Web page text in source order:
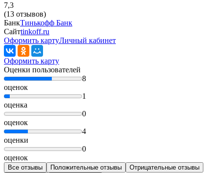
7,3
(13 отзывов)
БанкТинькофф Банк
Сайтtinkoff.ru
Оформить картуЛичный кабинет
Оформить карту
Оценки пользователей
8
оценок
1
оценка
0
оценок
4
оценки
0
оценок
Все отзывы Положительные отзывы
Отрицательные отзывы